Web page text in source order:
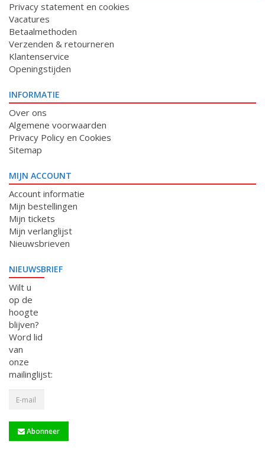
Privacy statement en cookies
Vacatures
Betaalmethoden
Verzenden & retourneren
Klantenservice
Openingstijden
INFORMATIE
Over ons
Algemene voorwaarden
Privacy Policy en Cookies
Sitemap
MIJN ACCOUNT
Account informatie
Mijn bestellingen
Mijn tickets
Mijn verlanglijst
Nieuwsbrieven
NIEUWSBRIEF
Wilt u
op de
hoogte
blijven?
Word lid
van
onze
mailinglijst:
Abonneer